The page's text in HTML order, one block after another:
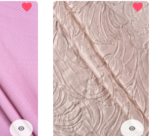
visibility
favorite
visibility
favorite